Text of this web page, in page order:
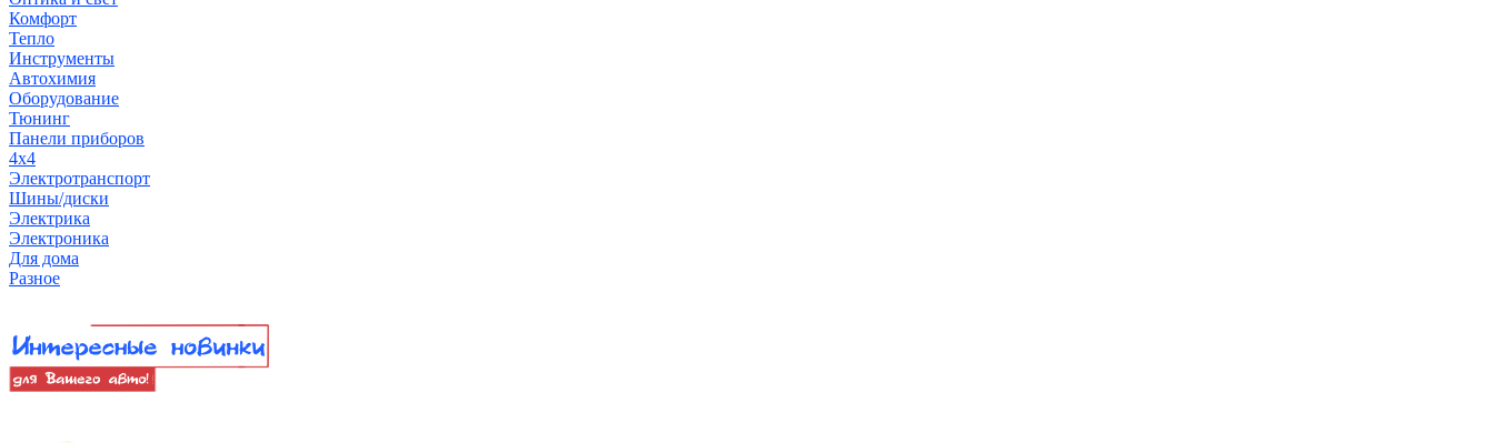
Комфорт
Тепло
Инструменты
Автохимия
Оборудование
Тюнинг
Панели приборов
4x4
Электротранспорт
Шины/диски
Электрика
Электроника
Для дома
Разное